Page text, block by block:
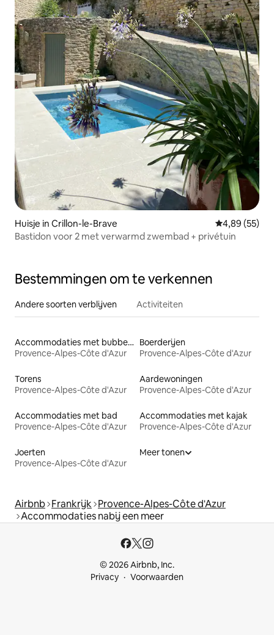
Huisje in Crillon-le-Brave Gemiddelde
4,89 (55)
Bastidon voor 2 met verwarmd zwembad + privétuin
Bestemmingen om te verkennen
Andere soorten verblijven Activiteiten
Accommodaties met bubbelbad
Provence-Alpes-Côte d'Azur
Boerderijen
Provence-Alpes-Côte d'Azur
Torens
Provence-Alpes-Côte d'Azur
Aardewoningen
Provence-Alpes-Côte d'Azur
Accommodaties met bad
Provence-Alpes-Côte d'Azur
Accommodaties met kajak
Provence-Alpes-Côte d'Azur
Joerten
Provence-Alpes-Côte d'Azur
Meer tonen
Airbnb Frankrijk Provence-Alpes-Côte d'Azur
Accommodaties nabij een meer
© 2026 Airbnb, Inc.
Privacy
Voorwaarden